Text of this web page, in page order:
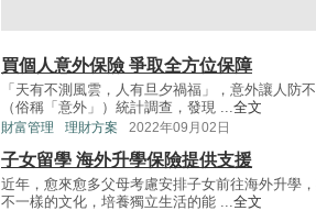
買個人意外保險 爭取全方位保障
「天有不測風雲，人有旦夕禍福」，意外讓人防
（俗稱「意外」）統計調查，發現 ...全文
財富管理 理財方案 2022年09月02日
子女留學 海外升學保險提供支援
近年，愈來愈多父母考慮安排子女前往海外升學
不一樣的文化，培養獨立生活的能 ...全文